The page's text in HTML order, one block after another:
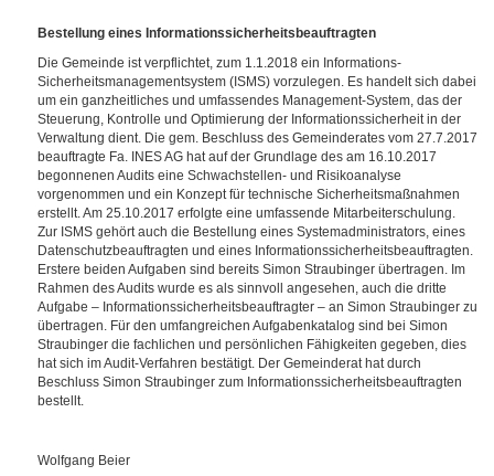
Bestellung eines Informationssicherheitsbeauftragten
Die Gemeinde ist verpflichtet, zum 1.1.2018 ein Informations-
Sicherheitsmanagementsystem (ISMS) vorzulegen. Es handelt sich dabei
um ein ganzheitliches und umfassendes Management-System, das der
Steuerung, Kontrolle und Optimierung der Informationssicherheit in der
Verwaltung dient. Die gem. Beschluss des Gemeinderates vom 27.7.2017
beauftragte Fa. INES AG hat auf der Grundlage des am 16.10.2017
begonnenen Audits eine Schwachstellen- und Risikoanalyse
vorgenommen und ein Konzept für technische Sicherheitsmaßnahmen
erstellt. Am 25.10.2017 erfolgte eine umfassende Mitarbeiterschulung.
Zur ISMS gehört auch die Bestellung eines Systemadministrators, eines
Datenschutzbeauftragten und eines Informationssicherheitsbeauftragten.
Erstere beiden Aufgaben sind bereits Simon Straubinger übertragen. Im
Rahmen des Audits wurde es als sinnvoll angesehen, auch die dritte
Aufgabe – Informationssicherheitsbeauftragter – an Simon Straubinger zu
übertragen. Für den umfangreichen Aufgabenkatalog sind bei Simon
Straubinger die fachlichen und persönlichen Fähigkeiten gegeben, dies
hat sich im Audit-Verfahren bestätigt. Der Gemeinderat hat durch
Beschluss Simon Straubinger zum Informationssicherheitsbeauftragten
bestellt.
Wolfgang Beier